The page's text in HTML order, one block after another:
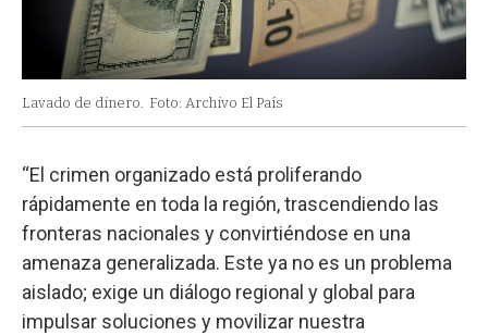
Lavado de dinero. Foto: Archivo El País
“El crimen organizado está proliferando
rápidamente en toda la región, trascendiendo las
fronteras nacionales y convirtiéndose en una
amenaza generalizada. Este ya no es un problema
aislado; exige un diálogo regional y global para
impulsar soluciones y movilizar nuestra